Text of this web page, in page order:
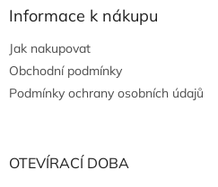
Informace k nákupu
Jak nakupovat
Obchodní podmínky
Podmínky ochrany osobních údajů
OTEVÍRACÍ DOBA